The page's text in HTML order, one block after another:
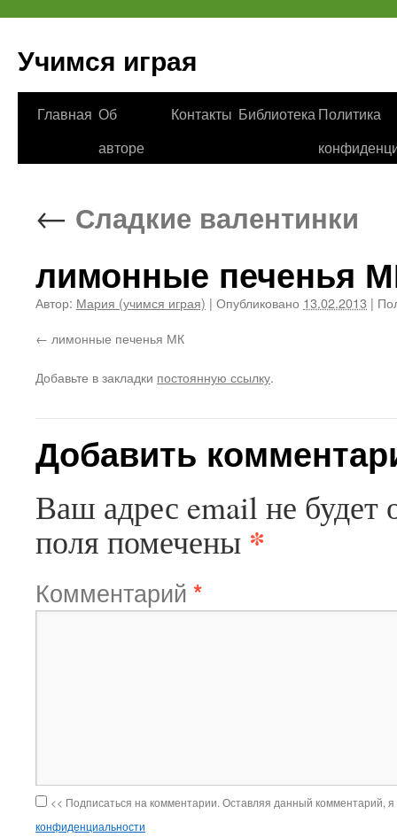
Учимся играя
Перейти
Главная Об
авторе
Контакты Библиотека Политика
← Сладкие валентинки
лимонные печенья
Автор: Мария (учимся играя) | Опубликовано 13.02.2013 |
лимонные печенья МК
Добавьте в закладки постоянную ссылку.
Добавить
Ваш адрес email не будет
поля помечены *
Комментарий *
<< Подписаться на комментарии. Оставляя данный комментарий,
конфиденциальности